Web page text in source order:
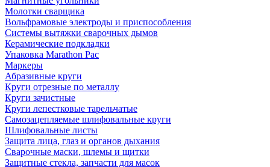
Молотки сварщика
Вольфрамовые электроды и приспособления
Системы вытяжки сварочных дымов
Керамические подкладки
Упаковка Marathon Pac
Маркеры
Абразивные круги
Круги отрезные по металлу
Круги зачистные
Круги лепестковые тарельчатые
Самозацепляемые шлифовальные круги
Шлифовальные листы
Защита лица, глаз и органов дыхания
Сварочные маски, шлемы и щитки
Защитные стекла, запчасти для масок